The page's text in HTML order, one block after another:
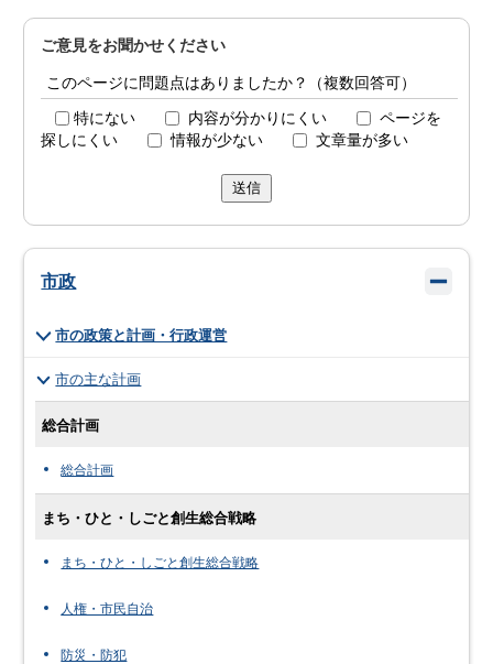
ご意見をお聞かせください
このページに問題点はありましたか？（複数回答可）
特にない 内容が分かりにくい
ページを
探しにくい
情報が少ない 文章量が多い
送信
市政
市の政策と計画・行政運営
市の主な計画
総合計画
総合計画
まち・ひと・しごと創生総合戦略
まち・ひと・しごと創生総合戦略
人権・市民自治
防災・防犯